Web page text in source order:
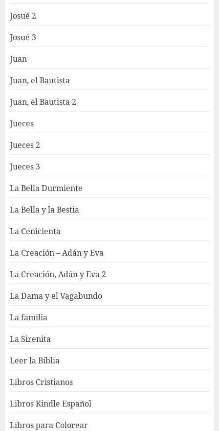
Josué 2
Josué 3
Juan
Juan, el Bautista
Juan, el Bautista 2
Jueces
Jueces 2
Jueces 3
La Bella Durmiente
La Bella y la Bestia
La Cenicienta
La Creación – Adán y Eva
La Creación, Adán y Eva 2
La Dama y el Vagabundo
La familia
La Sirenita
Leer la Biblia
Libros Cristianos
Libros Kindle Español
Libros para Colorear